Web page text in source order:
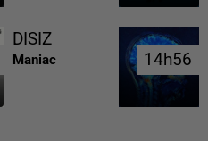
DISIZ
Maniac 14h56
14h56